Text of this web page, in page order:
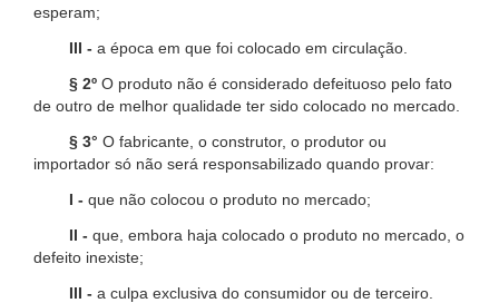
esperam;
III - a época em que foi colocado em circulação.
§ 2º O produto não é considerado defeituoso pelo fato
de outro de melhor qualidade ter sido colocado no mercado.
§ 3° O fabricante, o construtor, o produtor ou
importador só não será responsabilizado quando provar:
I - que não colocou o produto no mercado;
II - que, embora haja colocado o produto no mercado, o
defeito inexiste;
III - a culpa exclusiva do consumidor ou de terceiro.